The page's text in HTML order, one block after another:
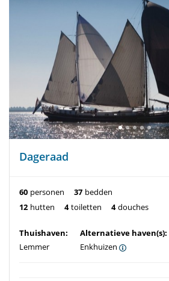
Dageraad
60 personen 37 bedden
12 hutten 4 toiletten 4 douches
Thuishaven:
Lemmer
Alternatieve haven(s):
Enkhuizen